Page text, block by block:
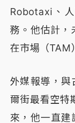
Robotaxi、
務。他估計，
在市場（TAM
外媒報導，與
爾街最看空特
來，他一直建